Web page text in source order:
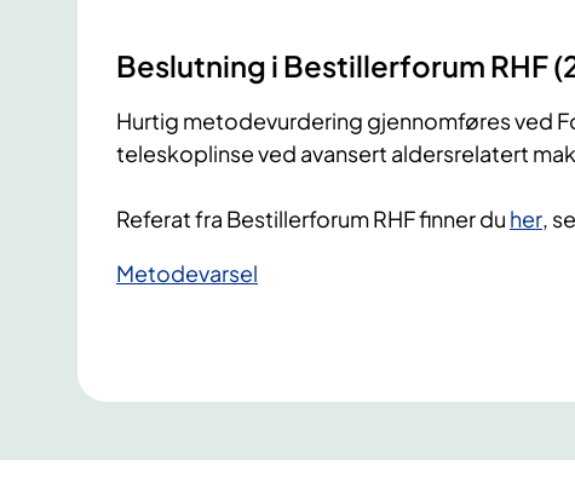
Beslutning i Bestillerforum RHF
Hurtig metodevurdering gjennomføres ved
teleskoplinse ved avansert aldersrelatert
Referat fra Bestillerforum RHF finner du her,
​Metodevarsel